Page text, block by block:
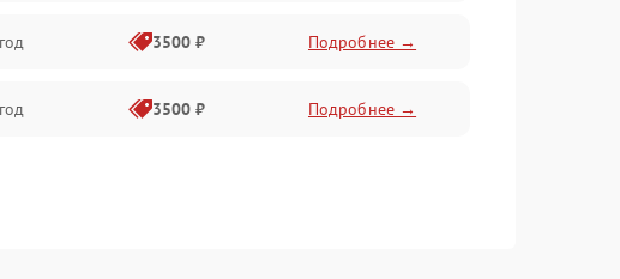
3500 ₽ Подробнее →
3500 ₽ Подробнее →